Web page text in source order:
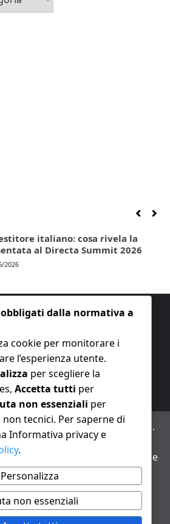
italiano: cosa rivela la
al Directa Summit 2026
2026
giornalistica reg. Trib. Milano n.
– Dir. resp. Andrea Fiorini
di questo sito possono essere
di sistemi di intelligenza
e verifica di un redattore
privacy e cookie
obbligati dalla normativa a
cookie per monitorare i
l’esperienza utente.
per scegliere la
Accetta tutti per
non essenziali per
tecnici. Per saperne di
Informativa privacy e
.
Personalizza
non essenziali